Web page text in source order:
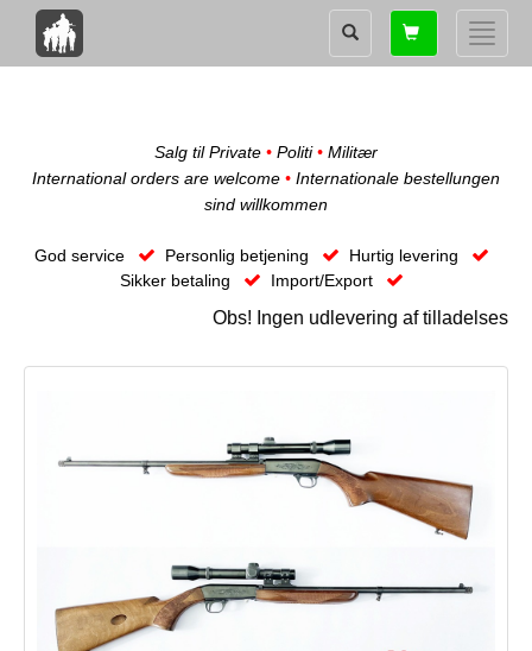
Toggle
Shopping
card
Salg til Private • Politi• Militær
International orders are welcome • Internationale bestellungen
sind willkommen
God service Personlig betjening
Hurtig levering
Sikker betaling
Import/Export
Obs! Ingen udlevering af